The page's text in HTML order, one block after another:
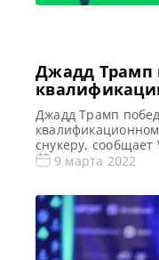
Джадд Трамп
по снукеру
Джадд Трамп
снукеру,
Turkish Masters
на то, что он
2000 […]
9 марта 2022